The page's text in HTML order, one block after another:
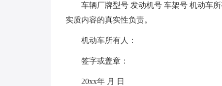
车辆厂牌型号 发动机号 车架号 机动车
实质内容的真实性负责。
机动车所有人：
签字或盖章：
20xx年 月 日